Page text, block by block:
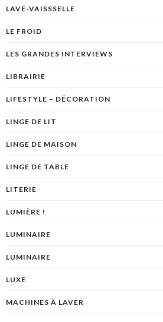
LAVE-VAISSSELLE
LE FROID
LES GRANDES INTERVIEWS
LIBRAIRIE
LIFESTYLE – DÉCORATION
LINGE DE LIT
LINGE DE MAISON
LINGE DE TABLE
LITERIE
LUMIÈRE !
LUMINAIRE
LUMINAIRE
LUXE
MACHINES À LAVER